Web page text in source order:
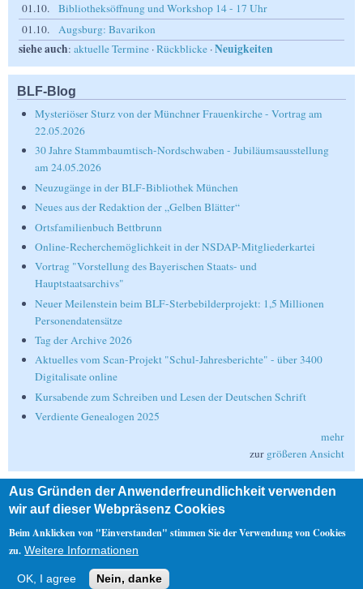
01.10.
Bibliotheksöffnung und Workshop 14 - 17 Uhr
01.10.
Augsburg: Bavarikon
siehe auch: aktuelle Termine ·Rückblicke ·Neuigkeiten
BLF-Blog
Mysteriöser Sturz von der Münchner Frauenkirche - Vortrag am
22.05.2026
30 Jahre Stammbaumtisch-Nordschwaben - Jubiläumsausstellung
am 24.05.2026
Neuzugänge in der BLF-Bibliothek München
Neues aus der Redaktion der „Gelben Blätter“
Ortsfamilienbuch Bettbrunn
Online-Recherchemöglichkeit in der NSDAP-Mitgliederkartei
Vortrag "Vorstellung des Bayerischen Staats- und
Hauptstaatsarchivs"
Neuer Meilenstein beim BLF-Sterbebilderprojekt: 1,5 Millionen
Personendatensätze
Tag der Archive 2026
Aktuelles vom Scan-Projekt "Schul-Jahresberichte" - über 3400
Digitalisate online
Kursabende zum Schreiben und Lesen der Deutschen Schrift
Verdiente Genealogen 2025
mehr
zur größeren Ansicht
Suche
Suche
Nebenmenü
Aus Gründen der Anwenderfreundlichkeit verwenden
wir auf dieser Webpräsenz Cookies
Beim Anklicken von "Einverstanden" stimmen Sie der Verwendung von Cookies
zu. Weitere Informationen
OK, I agree Nein, danke